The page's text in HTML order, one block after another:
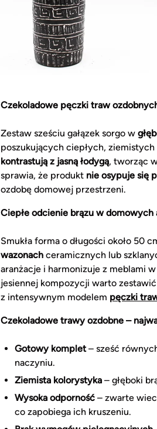
Czekoladowe pęczki traw
Zestaw sześciu gałązek sorgo w
poszukujących ciepłych,
kontrastują z jasną łodygą, tworząc
sprawia, że produkt nie osypuje się
ozdobę domowej przestrzeni.
Ciepłe odcienie brązu w domowych
Smukła forma o długości około 50
wazonach ceramicznych lub
aranżacje i harmonizuje z meblami
jesiennej kompozycji warto
z intensywnym modelem pęczki
Czekoladowe trawy ozdobne –
Gotowy komplet– sześć
naczyniu.
Ziemista kolorystyka – głęboki
Wysoka odporność – zwarte
co zapobiega ich kruszeniu.